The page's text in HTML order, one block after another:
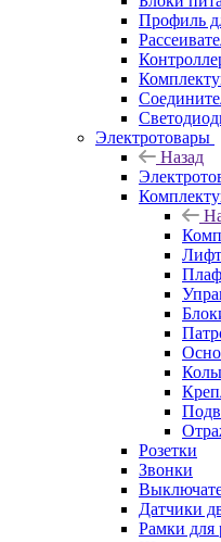
Профиль
Электротовары
Назад
Розетки
Звонки
Датчики
Рамки для